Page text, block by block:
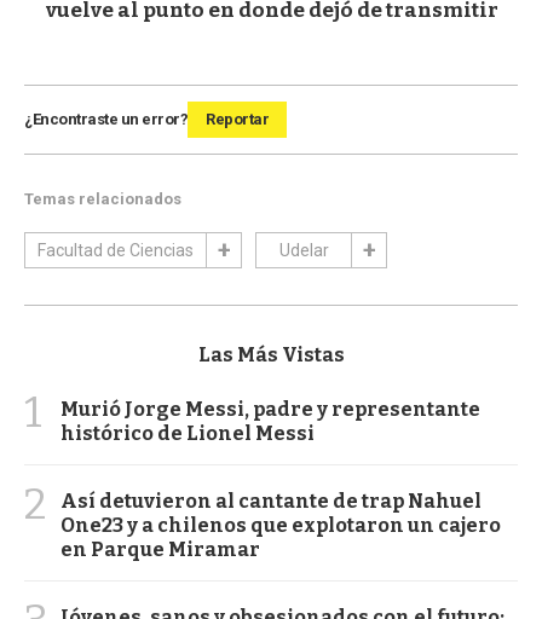
vuelve al punto en donde dejó de transmitir
¿Encontraste un error? Reportar
Temas relacionados
Facultad de Ciencias Udelar
Las Más Vistas
1
Murió Jorge Messi, padre y representante
histórico de Lionel Messi
2
Así detuvieron al cantante de trap Nahuel
One23 y a chilenos que explotaron un cajero
en Parque Miramar